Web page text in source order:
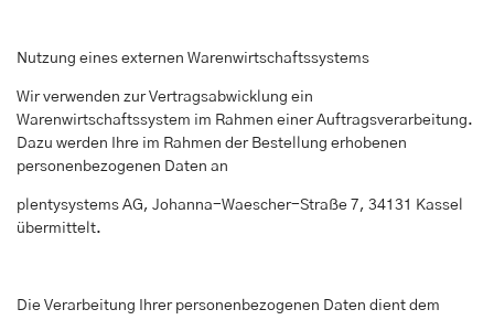
Nutzung eines externen Warenwirtschaftssystems
Wir verwenden zur Vertragsabwicklung ein
Warenwirtschaftssystem im Rahmen einer Auftragsverarbeitung.
Dazu werden Ihre im Rahmen der Bestellung erhobenen
personenbezogenen Daten an
plentysystems AG, Johanna-Waescher-Straße 7, 34131 Kassel
übermittelt.
Die Verarbeitung Ihrer personenbezogenen Daten dient dem